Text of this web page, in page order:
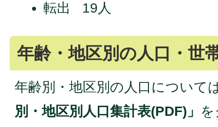
転出 19人
年齢・地区別の人口・世
年齢別・地区別の人口について
別・地区別人口集計表(PDF)」